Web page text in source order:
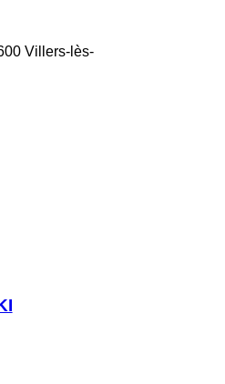
Villers-lès-